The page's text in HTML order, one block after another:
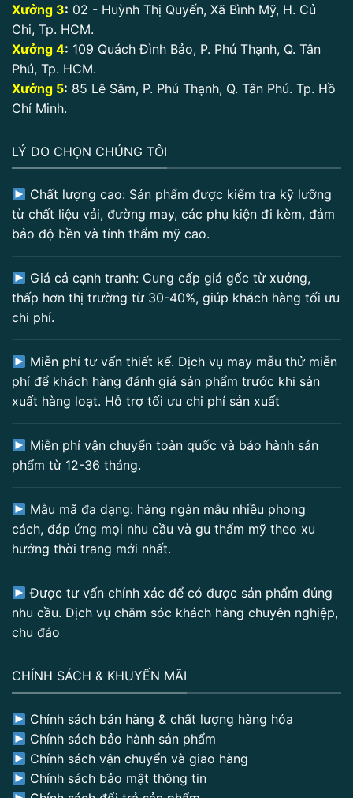
Xưởng 3: 02 - Huỳnh Thị Quyến, Xã Bình Mỹ, H. Củ
Chi, Tp. HCM.
Xưởng 4: 109 Quách Đình Bảo, P. Phú Thạnh, Q. Tân
Phú, Tp. HCM.
Xưởng 5: 85 Lê Sâm, P. Phú Thạnh, Q. Tân Phú. Tp. Hồ
Chí Minh.
LÝ DO CHỌN CHÚNG TÔI
Chất lượng cao: Sản phẩm được kiểm tra kỹ lưỡng
từ chất liệu vải, đường may, các phụ kiện đi kèm, đảm
bảo độ bền và tính thẩm mỹ cao.
Giá cả cạnh tranh: Cung cấp giá gốc từ xưởng,
thấp hơn thị trường từ 30-40%, giúp khách hàng tối ưu
chi phí.
Miễn phí tư vấn thiết kế. Dịch vụ may mẫu thử miễn
phí để khách hàng đánh giá sản phẩm trước khi sản
xuất hàng loạt. Hỗ trợ tối ưu chi phí sản xuất
Miễn phí vận chuyển toàn quốc và bảo hành sản
phẩm từ 12-36 tháng.
Mẫu mã đa dạng: hàng ngàn mẫu nhiều phong
cách, đáp ứng mọi nhu cầu và gu thẩm mỹ theo xu
hướng thời trang mới nhất.
Được tư vấn chính xác để có được sản phẩm đúng
nhu cầu. Dịch vụ chăm sóc khách hàng chuyên nghiệp,
chu đáo
CHÍNH SÁCH & KHUYẾN MÃI
Chính sách bán hàng & chất lượng hàng hóa
Chính sách bảo hành sản phẩm
Chính sách vận chuyển và giao hàng
Chính sách bảo mật thông tin